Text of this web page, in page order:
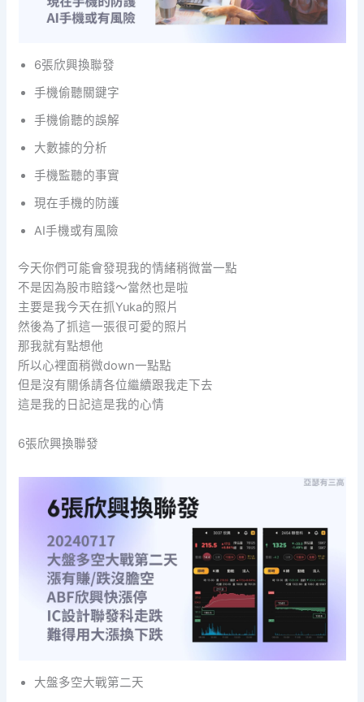
6張欣興換聯發
手機偷聽關鍵字
手機偷聽的誤解
大數據的分析
手機監聽的事實
現在手機的防護
AI手機或有風險
今天你們可能會發現我的情緒稍微當一點
不是因為股市賠錢～當然也是啦
主要是我今天在抓Yuka的照片
然後為了抓這一張很可愛的照片
那我就有點想他
所以心裡面稍微down一點點
但是沒有關係請各位繼續跟我走下去
這是我的日記這是我的心情
6張欣興換聯發
大盤多空大戰第二天